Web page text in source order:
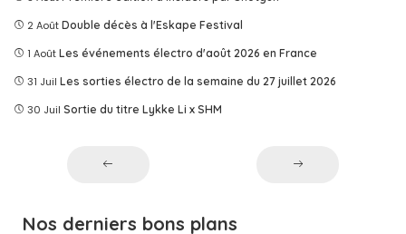
2 Août Double décès à l'Eskape Festival
1 Août Les événements électro d'août 2026 en France
31 Juil Les sorties électro de la semaine du 27 juillet 2026
30 Juil Sortie du titre Lykke Li x SHM
Nos derniers bons plans